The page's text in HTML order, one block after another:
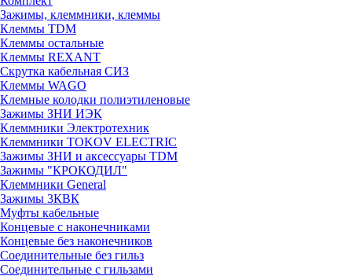
Зажимы, клеммники, клеммы
Клеммы TDM
Клеммы остальные
Клеммы REXANT
Скрутка кабельная СИЗ
Клеммы WAGO
Клемные колодки полиэтиленовые
Зажимы ЗНИ ИЭК
Клеммники Электротехник
Клеммники TOKOV ELECTRIC
Зажимы ЗНИ и аксессуары TDM
Зажимы "КРОКОДИЛ"
Клеммники General
Зажимы 3КВК
Муфты кабельные
Концевые с наконечниками
Концевые без наконечников
Соединительные без гильз
Соединительные с гильзами